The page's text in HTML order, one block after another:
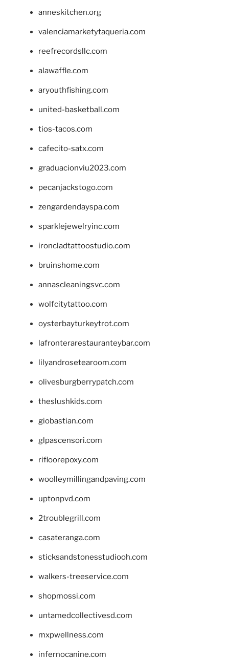
anneskitchen.org
valenciamarketytaqueria.com
reefrecordsllc.com
alawaffle.com
aryouthfishing.com
united-basketball.com
tios-tacos.com
cafecito-satx.com
graduacionviu2023.com
pecanjackstogo.com
zengardendayspa.com
sparklejewelryinc.com
ironcladtattoostudio.com
bruinshome.com
annascleaningsvc.com
wolfcitytattoo.com
oysterbayturkeytrot.com
lafronterarestauranteybar.com
lilyandrosetearoom.com
olivesburgberrypatch.com
theslushkids.com
giobastian.com
glpascensori.com
rifloorepoxy.com
woolleymillingandpaving.com
uptonpvd.com
2troublegrill.com
casateranga.com
sticksandstonesstudiooh.com
walkers-treeservice.com
shopmossi.com
untamedcollectivesd.com
mxpwellness.com
infernocanine.com